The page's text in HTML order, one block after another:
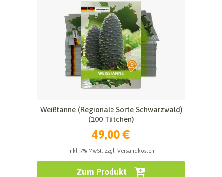
Weißtanne (Regionale Sorte Schwarzwald)
(100 Tütchen)
49,00 €
inkl. 7% MwSt. zzgl. Versandkosten
Zum Produkt